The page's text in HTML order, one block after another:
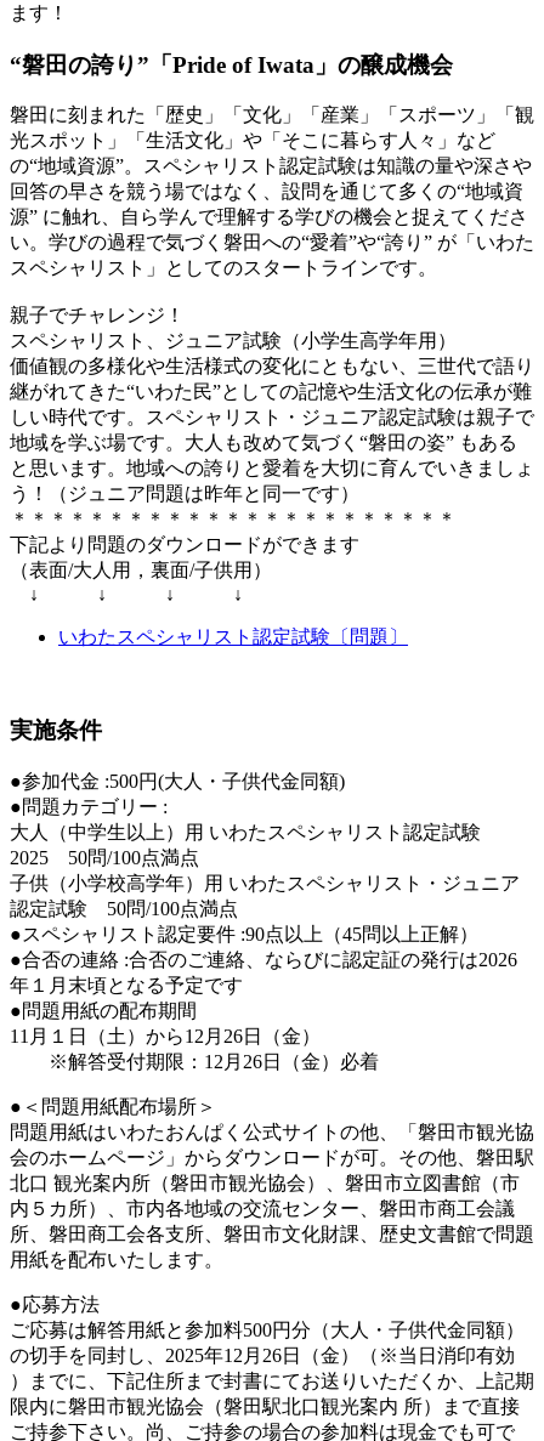
ます！
“磐田の誇り”「Pride of Iwata」の醸成機会
磐田に刻まれた「歴史」「文化」「産業」「スポーツ」「観
光スポット」「生活文化」や「そこに暮らす人々」など
の“地域資源”。スペシャリスト認定試験は知識の量や深さや
回答の早さを競う場ではなく、設問を通じて多くの“地域資
源” に触れ、自ら学んで理解する学びの機会と捉えてくださ
い。学びの過程で気づく磐田への“愛着”や“誇り” が「いわた
スペシャリスト」としてのスタートラインです。
親子でチャレンジ！
スペシャリスト、ジュニア試験（小学生高学年用）
価値観の多様化や生活様式の変化にともない、三世代で語り
継がれてきた“いわた民”としての記憶や生活文化の伝承が難
しい時代です。スペシャリスト・ジュニア認定試験は親子で
地域を学ぶ場です。大人も改めて気づく“磐田の姿” もある
と思います。地域への誇りと愛着を大切に育んでいきましょ
う！（ジュニア問題は昨年と同一です）
＊＊＊＊＊＊＊＊＊＊＊＊＊＊＊＊＊＊＊＊＊＊＊
下記より問題のダウンロードができます
（表面/大人用，裏面/子供用）
↓ ↓ ↓ ↓
いわたスペシャリスト認定試験〔問題〕
実施条件
●参加代金 :500円(大人・子供代金同額)
●問題カテゴリー :
大人（中学生以上）用 いわたスペシャリスト認定試験
2025 50問/100点満点
子供（小学校高学年）用 いわたスペシャリスト・ジュニア
認定試験 50問/100点満点
●スペシャリスト認定要件 :90点以上（45問以上正解）
●合否の連絡 :合否のご連絡、ならびに認定証の発行は2026
年１月末頃となる予定です
●問題用紙の配布期間
11月１日（土）から12月26日（金）
※解答受付期限：12月26日（金）必着
●＜問題用紙配布場所＞
問題用紙はいわたおんぱく公式サイトの他、「磐田市観光協
会のホームページ」からダウンロードが可。その他、磐田駅
北口 観光案内所（磐田市観光協会）、磐田市立図書館（市
内５カ所）、市内各地域の交流センター、磐田市商工会議
所、磐田商工会各支所、磐田市文化財課、歴史文書館で問題
用紙を配布いたします。
●応募方法
ご応募は解答用紙と参加料500円分（大人・子供代金同額）
の切手を同封し、2025年12月26日（金）（※当日消印有効
）までに、下記住所まで封書にてお送りいただくか、上記期
限内に磐田市観光協会（磐田駅北口観光案内 所）まで直接
ご持参下さい。尚、ご持参の場合の参加料は現金でも可で